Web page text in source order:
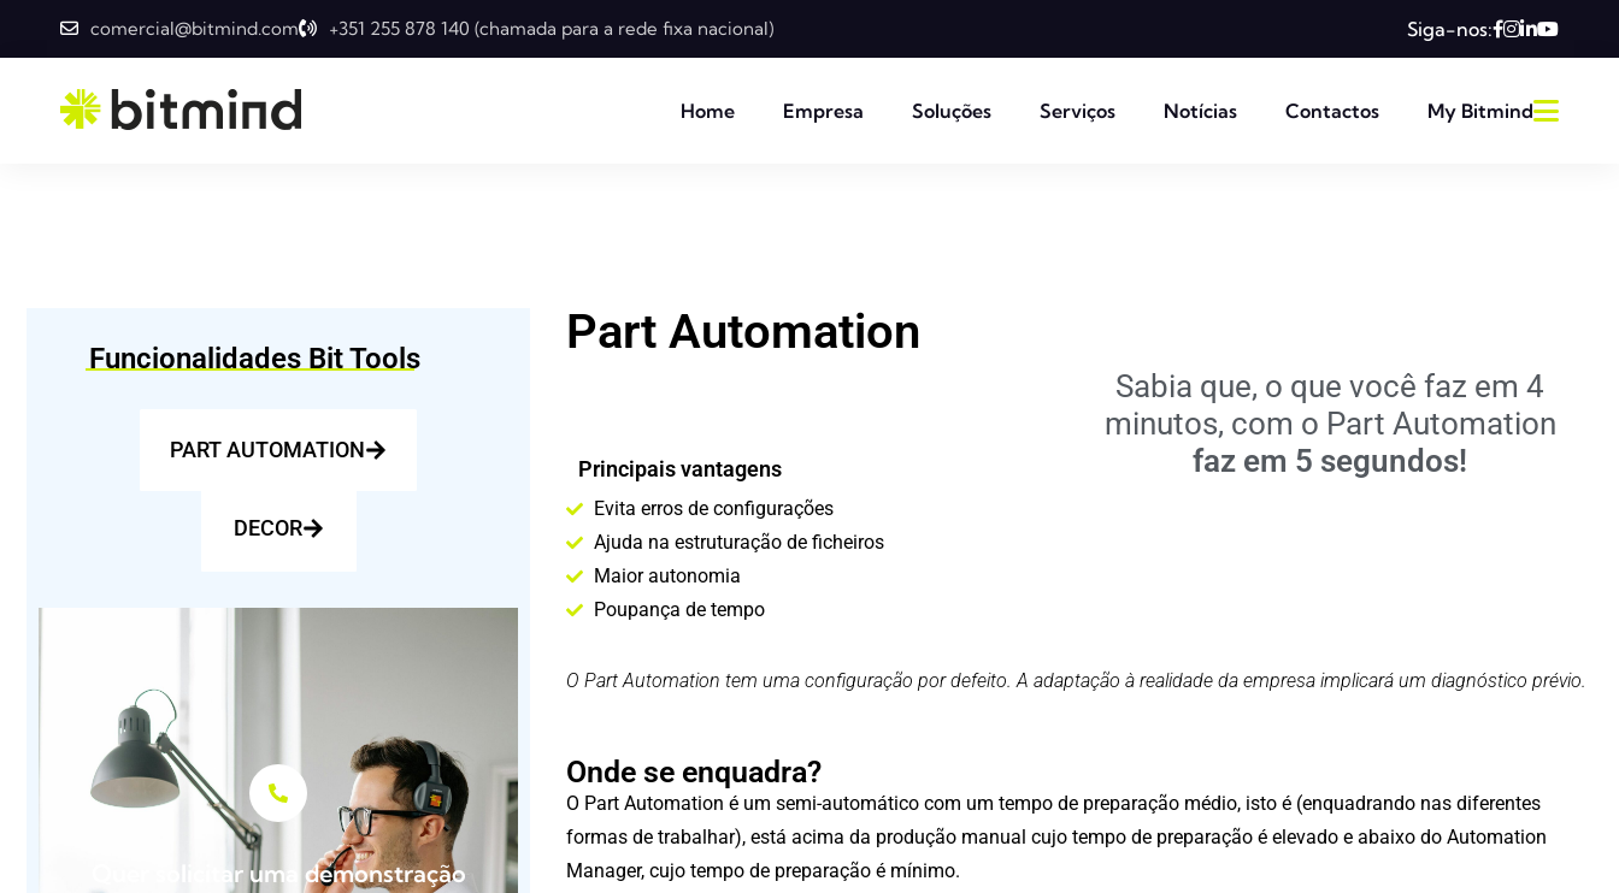
comercial@bitmind.com +351 255 878 140 (chamada para a rede fixa nacional) Siga-nos:
Home Empresa Soluções Serviços Notícias Contactos My Bitmind
Funcionalidades Bit Tools
_______________________________________
PART AUTOMATIONㅤㅤㅤㅤㅤ
DECORㅤㅤㅤㅤㅤㅤㅤㅤㅤㅤ
Quer solicitar uma demonstração
Part Automation
Principais vantagens
Sabia que, o que você faz em 4
minutos, com o Part Automation
faz em 5 segundos!
Evita erros de configurações
Ajuda na estruturação de ficheiros
Maior autonomia
Poupança de tempo
O Part Automation tem uma configuração por defeito. A adaptação à realidade da empresa implicará um diagnóstico prévio.
Onde se enquadra?
O Part Automation é um semi-automático com um tempo de preparação médio, isto é (enquadrando nas diferentes
formas de trabalhar), está acima da produção manual cujo tempo de preparação é elevado e abaixo do Automation
Manager, cujo tempo de preparação é mínimo.